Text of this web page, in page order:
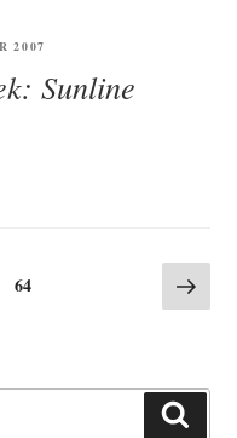
2007
Sunline
Seite
64
Seite